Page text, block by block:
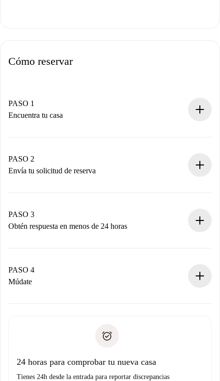
Cómo reservar
PASO 1
Encuentra tu casa
Tienes toda la información necesaria por adelantado.
PASO 2
Envía tu solicitud de reserva
propietario acepte.
PASO 3
Obtén respuesta en menos de 24 horas
contacto con el propietario.
Si es rechazada: No te haremos ningún cargo y te
Prueba de solvencia
PASO 4
Múdate
no nos comunicas ningún problema.
24 horas para comprobar tu nueva casa
Tienes 24h desde la entrada para reportar discrepancias